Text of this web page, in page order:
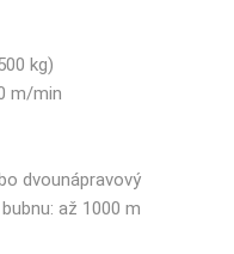
kg)
m/min
dvounápravový
až 1000 m